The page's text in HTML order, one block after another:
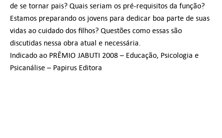
de se tornar pais? Quais seriam os pré-requisitos da função?
Estamos preparando os jovens para dedicar boa parte de suas
vidas ao cuidado dos filhos? Questões como essas são
discutidas nessa obra atual e necessária.
Indicado ao PRÊMIO JABUTI 2008 – Educação, Psicologia e
Psicanálise – Papirus Editora